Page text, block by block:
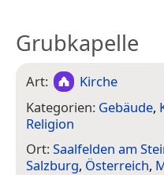
Grubkapelle
Art:
Kirche
Kategorien: Gebäude,
Religion
Ort:Saalfelden am
Salzburg, Österreich,